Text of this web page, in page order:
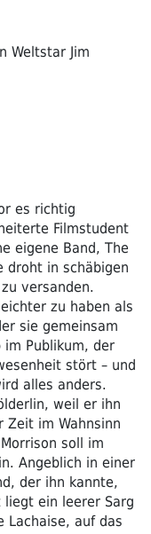
Weltstar Jim
es richtig
Filmstudent
eigene Band, The
droht in schäbigen
versanden.
zu haben als
sie gemeinsam
im Publikum, der
stört – und
alles anders.
weil er ihn
Zeit im Wahnsinn
soll im
Angeblich in einer
der ihn kannte,
liegt ein leerer Sarg
Lachaise, auf das